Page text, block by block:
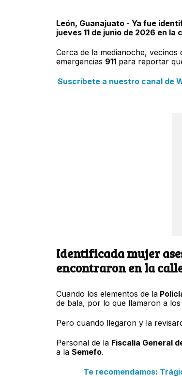
León, Guanajuato - Ya fue
jueves 11 de junio de 2026 en la
Cerca de la medianoche, vecinos
emergencias 911para reportar
Suscríbete a nuestro canal de
Identificada mujer
encontraron en la
Cuando los elementos de la
de bala, por lo que llamaron a los
Pero cuando llegaron y la
Personal de la Fiscalía General
a la Semefo.
Te recomendamos: